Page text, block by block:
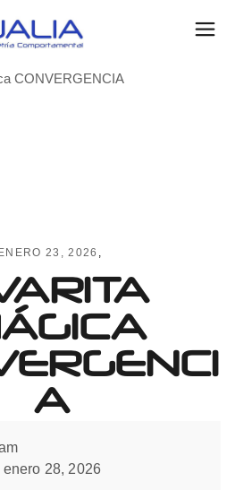
CONVERGENCIA
23, 2026
A
enero 28, 2026